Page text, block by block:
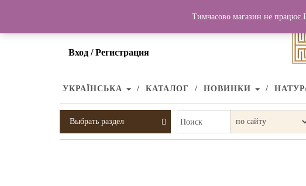
Вход / Регистрация
УКРАЇНСЬКА КАТАЛОГ НОВИНКИ
Выбрать раздел Поиск
Тимчасово магазин не